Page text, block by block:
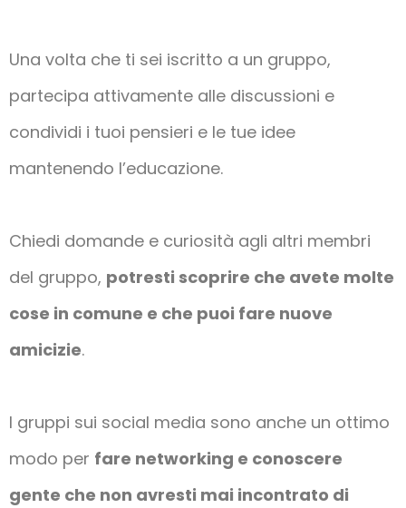
Una volta che ti sei iscritto a un gruppo,
partecipa attivamente alle discussioni e
condividi i tuoi pensieri e le tue idee
mantenendo l’educazione.
Chiedi domande e curiosità agli altri membri
del gruppo, potresti scoprire che avete molte
cose in comune e che puoi fare nuove
amicizie.
I gruppi sui social media sono anche un ottimo
modo per fare networking e conoscere
gente che non avresti mai incontrato di